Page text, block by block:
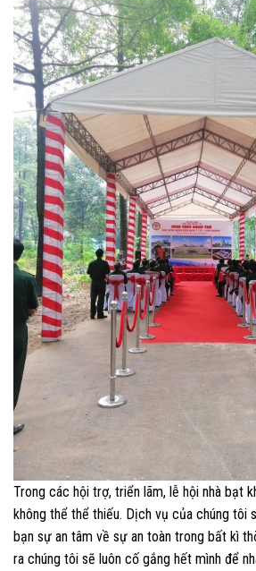
Trong các hội trợ, triển lãm, lễ hội nhà bạt
không thể thể thiếu. Dịch vụ của chúng tôi
bạn sự an tâm về sự an toàn trong bất kì
ra chúng tôi sẽ luôn cố gắng hết mình để